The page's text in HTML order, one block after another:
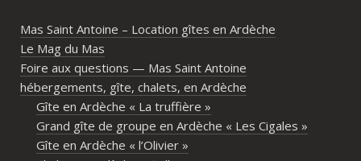
différents gîtes permettent à chacun
d’avoir son espace tout en gardant un
vrai lieu de rassemblement pour
partager les repas et les activités.Un
immense merci également aux
propriétaires pour leur disponibilité, leur
écoute et leur gentillesse tout au long de
Mas Saint Antoine – Location gîtes en Ardèche
Le Mag du Mas
Foire aux questions — Mas Saint Antoine
hébergements, gîte, chalets, en Ardèche
Gîte en Ardèche « La truffière »
Grand gîte de groupe en Ardèche « Les Cigales »
Gîte en Ardèche « l’Olivier »